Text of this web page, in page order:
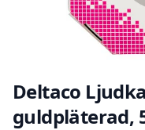
Deltaco
guldpläterad,